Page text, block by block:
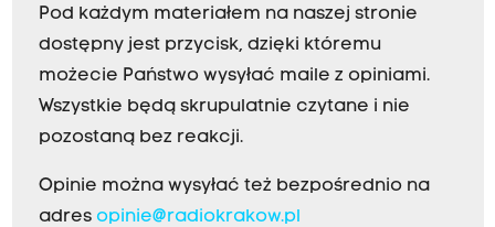
Pod każdym materiałem na naszej stronie
dostępny jest przycisk, dzięki któremu
możecie Państwo wysyłać maile z opiniami.
Wszystkie będą skrupulatnie czytane i nie
pozostaną bez reakcji.
Opinie można wysyłać też bezpośrednio na
adres opinie@radiokrakow.pl